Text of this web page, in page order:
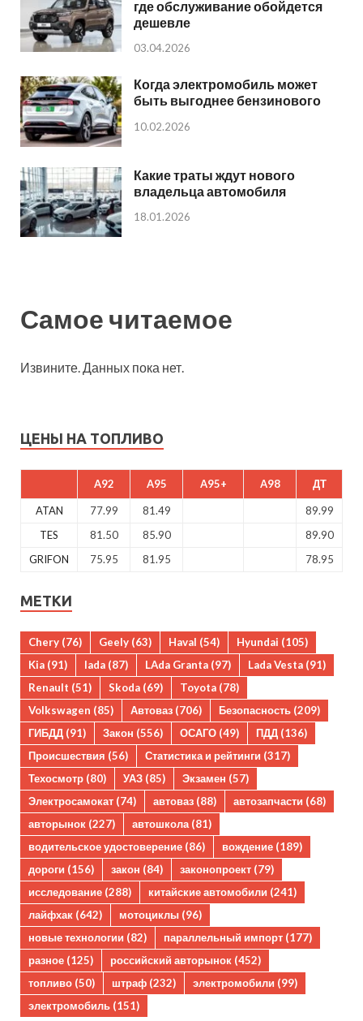
где обслуживание обойдется
дешевле
03.04.2026
Когда электромобиль может
быть выгоднее бензинового
10.02.2026
Какие траты ждут нового
владельца автомобиля
18.01.2026
Самое читаемое
Извините. Данных пока нет.
ЦЕНЫ НА ТОПЛИВО
A92 A95 A95+ A98 ДТ
ATAN 77.99 81.49
89.99
TES
81.50 85.90
89.90
GRIFON
75.95 81.95 78.95
МЕТКИ
Chery (76) Geely (63) Haval (54) Hyundai (105)
Kia (91) lada (87) LAda Granta (97) Lada Vesta (91)
Renault (51) Skoda (69) Toyota (78)
Volkswagen (85) Автоваз (706) Безопасность (209)
ГИБДД (91) Закон (556) ОСАГО (49) ПДД (136)
Происшествия (56) Статистика и рейтинги (317)
Техосмотр (80) УАЗ (85) Экзамен (57)
Электросамокат (74) автоваз (88) автозапчасти (68)
авторынок (227) автошкола(81)
водительское удостоверение (86) вождение (189)
дороги (156) закон (84) законопроект (79)
исследование (288) китайские автомобили (241)
лайфхак (642) мотоциклы (96)
новые технологии (82) параллельный импорт (177)
разное (125) российский авторынок (452)
топливо (50) штраф (232) электромобили (99)
электромобиль (151)